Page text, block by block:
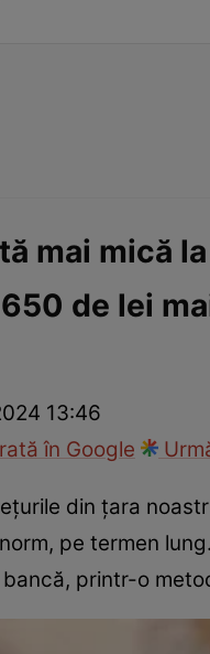
mai mică
de lei
13:46
în Google
din țara
pe termen
printr-o